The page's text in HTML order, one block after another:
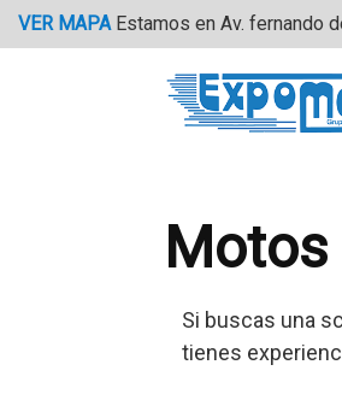
Saltar
VER MAPA Estamos en Av. fernando
Motos
Si buscas una
tienes